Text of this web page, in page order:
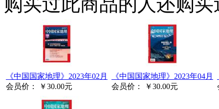
《中国国家地理》2023年02月
会员价：
￥30.00元
《中国国家地理》2023年04月
会员价：
￥30.00元